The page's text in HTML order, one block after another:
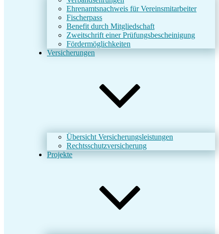
Ehrenamtsnachweis für Vereinsmitarbeiter
Fischerpass
Benefit durch Mitgliedschaft
Zweitschrift einer Prüfungsbescheinigung
Fördermöglichkeiten
Versicherungen
Übersicht Versicherungsleistungen
Rechtsschutzversicherung
Projekte